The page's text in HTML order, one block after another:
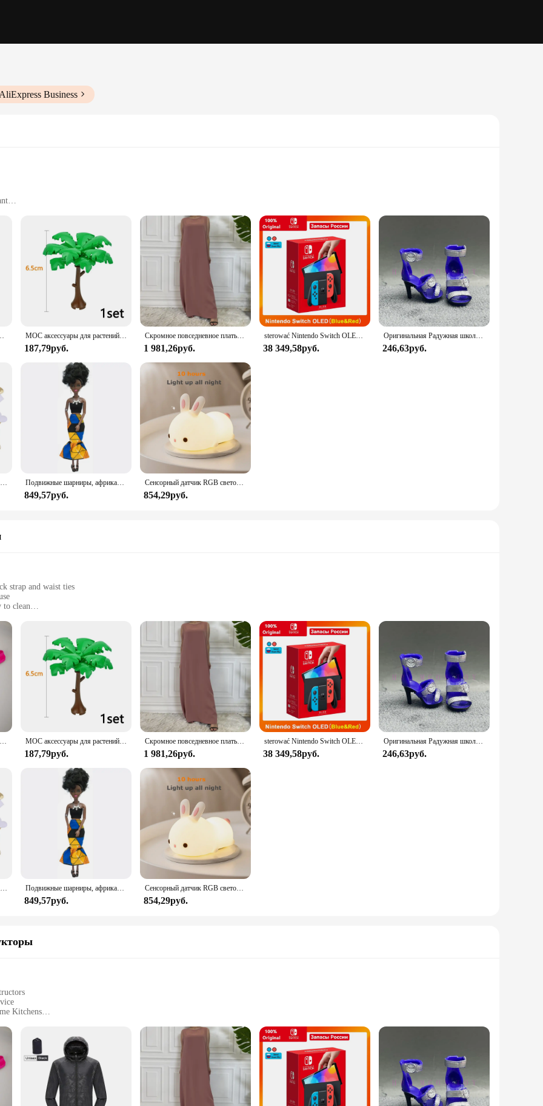
Business
ensuring it is both water-resistant and stain-resistant, making it an indispensable tool for chefs and cooks in professional kitchens. The
look that complements any kitchen attire. Its adjustable straps allow for a comfortable fit, accommodating a wide range of body
it a reliable choice for chefs and cooks who demand both style and functionality.
tool that enhances the kitchen experience. Its stain-resistant properties ensure that spills and splatters are kept at bay, keeping your
storage for kitchen tools and utensils, making it a practical choice for both home cooks and professional chefs. Whether you're
is designed to withstand the rigors of the kitchen while maintaining its professional appearance.
choice for vendors and suppliers looking to offer high-quality kitchen apparel to their customers. Its durable construction and
and professional chefs. The apron's versatility extends beyond the kitchen, making it suitable for various culinary scenarios, from food
make it a must-have for anyone in the food service industry.
кемпинга треккинговая рыбалка дождевик уличная анти-УФ-одежда MOC аксессуары для растений, кирпичи 3471 2435 6064 3778, городской дом, деревья, сосна, колючая кущ, зеленая трава, военные строительные кирпичи, игрушки
187,79руб.
Скромное повседневное платье Abaya Femme, универсальное внутреннее платье без рукавов, мусульманское платье для женщин, халат макси, кафтан, марокканская исламская одежда
1 981,26руб.
sterować Nintendo Switch OLED-модель, белый набор, 7-дюймовый цветной экран, ручка Joy Con, улучшенная аудиорегулируема консоль, стабильный режим телевизора
38 349,58руб.
Оригинальная Радужная школьная кукла, можно выбрать обувь, каблук, сапоги, игрушки для девочек «сделай сам»
246,63руб.
100 шт., 35 мм, романтическая губка, атласная ткань, лепестки в форме сердца, свадебные конфетти, настольная кровать, лепестки в форме сердца, свадебное украшение на день Святого Валентина Подвижные шарниры, африканская черная кукла для американских кукол, аксессуары, тело Nudy с одеждой для Барби, игрушка для девочки, ролевая детская игрушка, подарок
849,57руб.
Сенсорный датчик RGB светодиодный ночник с кроликом, 16 цветов, USB перезаряжаемая силиконовая лампа в виде кролика для детей, детские игрушки, подарок на фестиваль
854,29руб.
strap and waist ties
to clean
protection for chefs and cooks in busy kitchens. Made from a high-quality cotton blend, this apron is not only durable but also
strap and waist ties ensure a perfect fit for a wide range of body types, while the lightweight construction ensures freedom of movement
a professional kitchen or preparing meals at home, this apron is your reliable companion against spills and stains.
about practicality. The apron's design is thoughtfully crafted to be easily cleaned, making it a smart choice for busy chefs and cooks.
from bustling restaurants to cozy home kitchens. The apron's sleek design also makes it an excellent choice for vendors and
but also an eco-friendly choice. Made from sustainable materials, this apron is an environmentally conscious option for those who
makes it an ideal choice for wholesale purchases, as it can be easily customized to fit the needs of different vendors and suppliers.
the BOHARERS Chef Apron is a versatile and practical addition to any kitchen.
Крутое Мужское нижнее белье с пуговицами, сексуальное эротическое нижнее белье для мужчин, стринги для геев, Размеры M L XL MOC аксессуары для растений, кирпичи 3471 2435 6064 3778, городской дом, деревья, сосна, колючая кущ, зеленая трава, военные строительные кирпичи, игрушки
187,79руб.
Скромное повседневное платье Abaya Femme, универсальное внутреннее платье без рукавов, мусульманское платье для женщин, халат макси, кафтан, марокканская исламская одежда
1 981,26руб.
sterować Nintendo Switch OLED-модель, белый набор, 7-дюймовый цветной экран, ручка Joy Con, улучшенная аудиорегулируема консоль, стабильный режим телевизора
38 349,58руб.
Оригинальная Радужная школьная кукла, можно выбрать обувь, каблук, сапоги, игрушки для девочек «сделай сам»
246,63руб.
100 шт., 35 мм, романтическая губка, атласная ткань, лепестки в форме сердца, свадебные конфетти, настольная кровать, лепестки в форме сердца, свадебное украшение на день Святого Валентина Подвижные шарниры, африканская черная кукла для американских кукол, аксессуары, тело Nudy с одеждой для Барби, игрушка для девочки, ролевая детская игрушка, подарок
849,57руб.
Сенсорный датчик RGB светодиодный ночник с кроликом, 16 цветов, USB перезаряжаемая силиконовая лампа в виде кролика для детей, детские игрушки, подарок на фестиваль
854,29руб.
Kitchens
Long-Lasting
a statement of professionalism and reliability. Crafted from premium polyester, this apron is designed to withstand the rigors of a busy
and splatters are easily wiped away, making it a practical choice for chefs and food service professionals. The apron's lightweight
size-fits-most design caters to a wide range of body types.